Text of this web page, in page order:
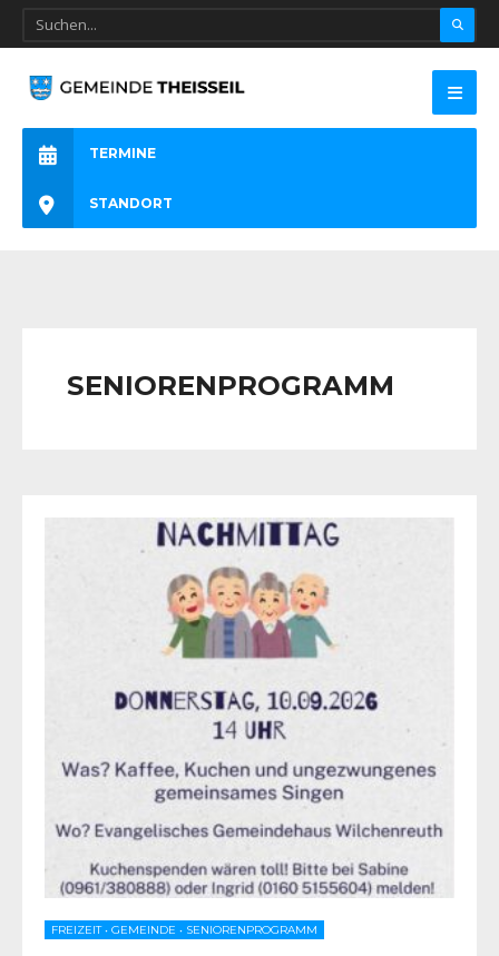
TERMINE
STANDORT
SENIORENPROGRAMM
FREIZEIT• GEMEINDE • SENIORENPROGRAMM